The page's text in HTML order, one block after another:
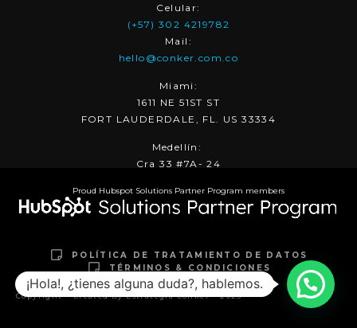
Celular:
(+57) 302 4219782
Mail:
hello@conker.com.co
Miami:
1611 NE 51ST ST
FORT LAUDERDALE, FL. US 33334
Medellín:
Cra 33 #7A- 24
Proud Hubspot Solutions Partner Program members
POLÍTICA DE TRATAMIENTO DE DATOS
TÉRMINOS & CONDICIONES
Copyright – Created By Estrategia Conker – 2025
¡Hola!, ¿tienes alguna duda?, hablemos.